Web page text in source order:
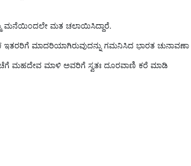
ಮನೆಯಿಂದಲೇ ಮತ ಚಲಾಯಿಸಿದ್ದಾರೆ.
ಮಾದರಿಯಾಗಿರುವುದನ್ನು ಗಮನಿಸಿದ ಭಾರತ ಚುನಾವಣಾ
ಮಹದೇವ ಮಾಳಿ ಅವರಿಗೆ ಸ್ವತಃ ದೂರವಾಣಿ ಕರೆ ಮಾಡಿ